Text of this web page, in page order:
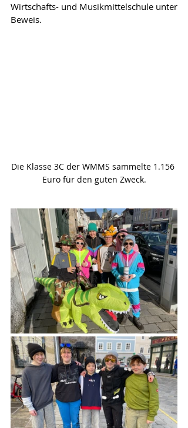
Wirtschafts- und Musikmittelschule unter
Beweis.
Die Klasse 3C der WMMS sammelte 1.156
Euro für den guten Zweck.